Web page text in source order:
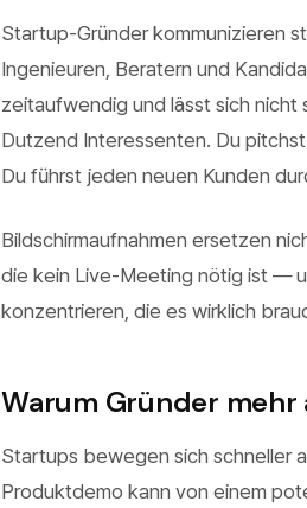
Startup-Gründer kommunizieren
Ingenieuren, Beratern und
zeitaufwendig und lässt sich nicht
Dutzend Interessenten. Du
Du führst jeden neuen Kunden
Bildschirmaufnahmen ersetzen
die kein Live-Meeting nötig ist —
konzentrieren, die es wirklich
Warum Gründer
Startups bewegen sich schneller
Produktdemo kann von einem